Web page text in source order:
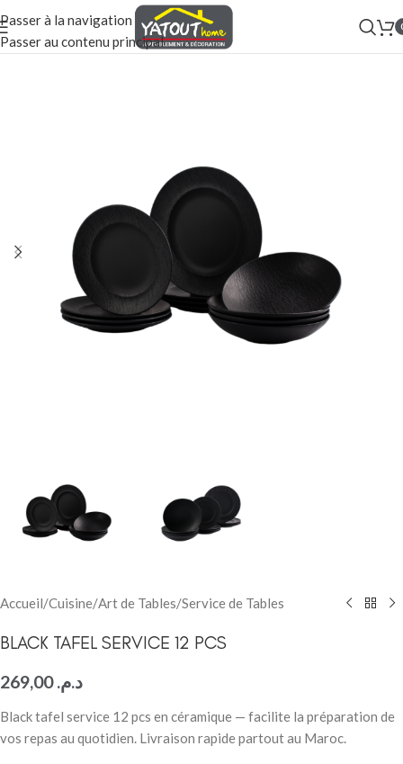
Passer à la navigation
Passer au contenu principal
Accueil/Cuisine/Art de Tables/Service de Tables
BLACK TAFEL SERVICE 12 PCS
د.م.269,00
Black tafel service 12 pcs en céramique — facilite la préparation de
vos repas au quotidien. Livraison rapide partout au Maroc.